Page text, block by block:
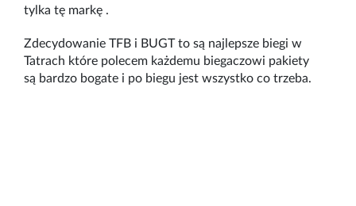
tylka tę markę .
Zdecydowanie TFB i BUGT to są najlepsze biegi w
Tatrach które polecem każdemu biegaczowi pakiety
są bardzo bogate i po biegu jest wszystko co trzeba.